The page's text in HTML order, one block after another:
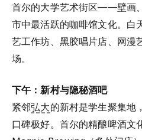
首尔的大学艺术街区——壁画
市中最活跃的咖啡馆文化。白
艺工作坊、黑胶唱片店、网漫
场。
下午：新村与隐秘酒吧
紧邻弘大的新村是学生聚集地
口碑极好。首尔的精酿啤酒